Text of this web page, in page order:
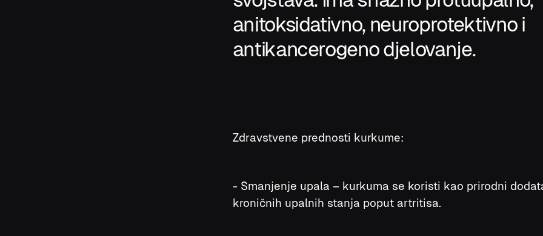
anitoksidativno, neuroprotektivno i
antikancerogeno djelovanje.
Zdravstvene prednosti kurkume:
- Smanjenje upala – kurkuma se koristi kao prirodni
kroničnih upalnih stanja poput artritisa.